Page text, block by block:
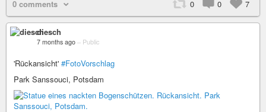
0 comments 0 0 7
diesch
7 months ago – Public
'Rückansicht' #FotoVorschlag
Park Sanssouci, Potsdam